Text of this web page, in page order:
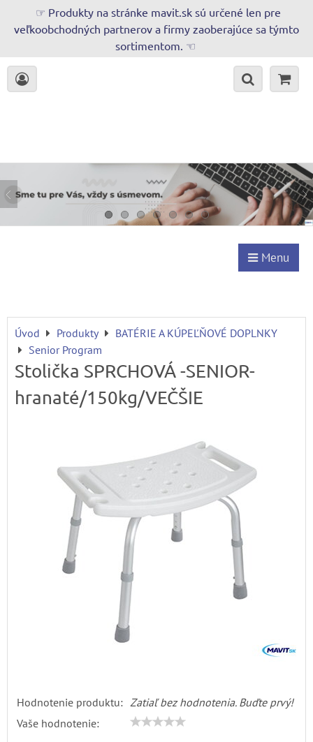
☞ Produkty na stránke mavit.sk sú určené len pre
veľkoobchodných partnerov a firmy zaoberajúce sa týmto
sortimentom. ☜
Menu
Úvod Produkty
BATÉRIE A KÚPEĽŇOVÉ DOPLNKY
Senior Program
Stolička SPRCHOVÁ -SENIOR-
hranaté/150kg/VEČŠIE
Hodnotenie produktu: Zatiaľ bez hodnotenia. Buďte prvý!
Vaše hodnotenie: